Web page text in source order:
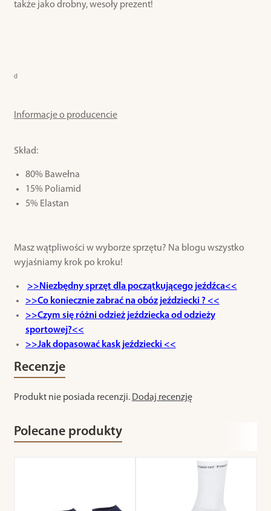
także jako drobny, wesoły prezent!
d
Informacje o producencie
Skład:
80% Bawełna
15% Poliamid
5% Elastan
Masz wątpliwości w wyborze sprzętu? Na blogu wszystko
wyjaśniamy krok po kroku!
>>Niezbędny sprzęt dla początkującego jeźdźca<<
>>Co koniecznie zabrać na obóz jeździecki ? <<
>>Czym się różni odzież jeździecka od odzieży
sportowej?<<
>>Jak dopasować kask jeździecki <<
Recenzje
Produkt nie posiada recenzji. Dodaj recenzję
Polecane produkty